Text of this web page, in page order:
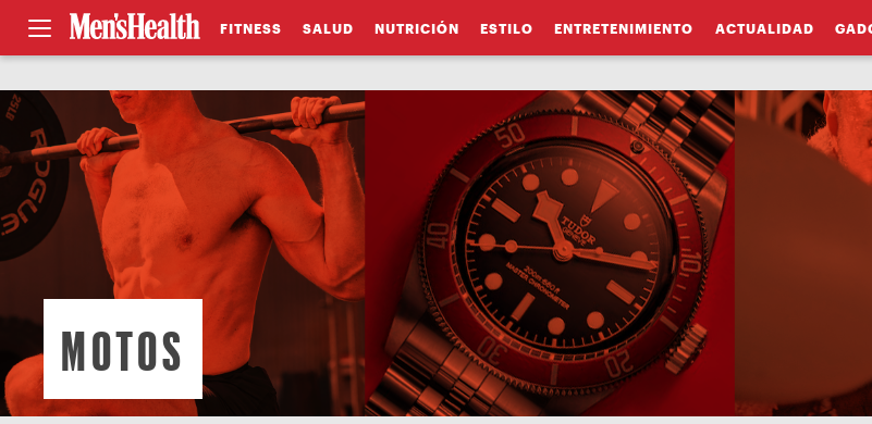
FITNESS SALUD NUTRICIÓN ESTILO ENTRETENIMIENTO ACTUALIDAD
MOTOS